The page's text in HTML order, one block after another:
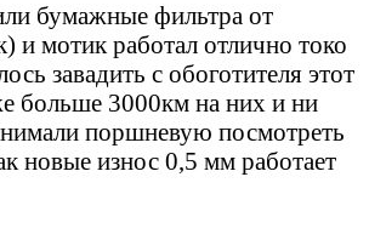
бумажные фильтра от
и мотик работал отлично токо
завадить с обоготителя этот
больше 3000км на них и ни
поршневую посмотреть
новые износ 0,5 мм работает